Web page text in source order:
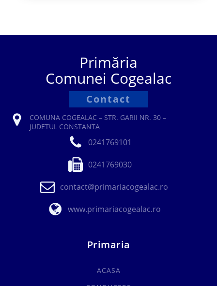
Primăria
Comunei Cogealac
Contact
COMUNA COGEALAC – STR. GARII NR. 30 –
JUDETUL CONSTANTA
0241769101
0241769030
contact@primariacogealac.ro
www.primariacogealac.ro
Primaria
ACASA